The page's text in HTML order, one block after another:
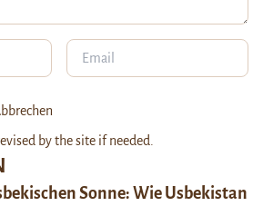
Sonne: Wie Usbekistan
by the site if needed.